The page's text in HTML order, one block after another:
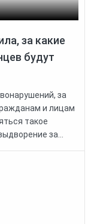
за какие
будут
за
и лицам
такое
за...